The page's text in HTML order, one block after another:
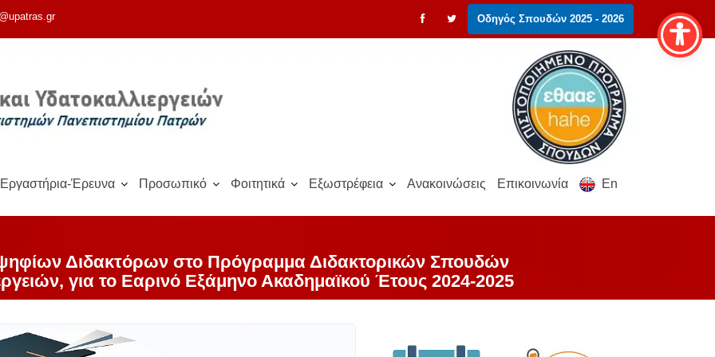
Οδηγός Σπουδών 2025 - 2026
Εργαστήρια-Έρευνα Προσωπικό Φοιτητικά Εξωστρέφεια Ανακοινώσεις Επικοινωνία En
Διδακτόρων στο Πρόγραμμα Διδακτορικών Σπουδών
για το Εαρινό Εξάμηνο Ακαδημαϊκού Έτους 2024-2025